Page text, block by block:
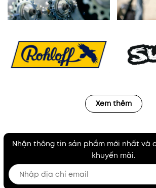
Xem thêm
Nhận thông tin sản phẩm mới nhất và
khuyến mãi.